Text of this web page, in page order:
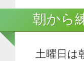
朝から
土曜日は